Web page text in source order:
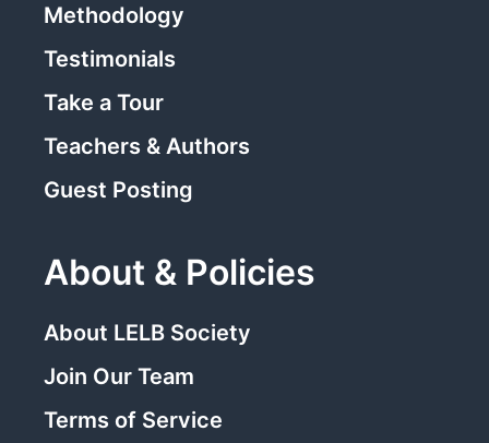
Methodology
Testimonials
Take a Tour
Teachers & Authors
Guest Posting
About & Policies
About LELB Society
Join Our Team
Terms of Service